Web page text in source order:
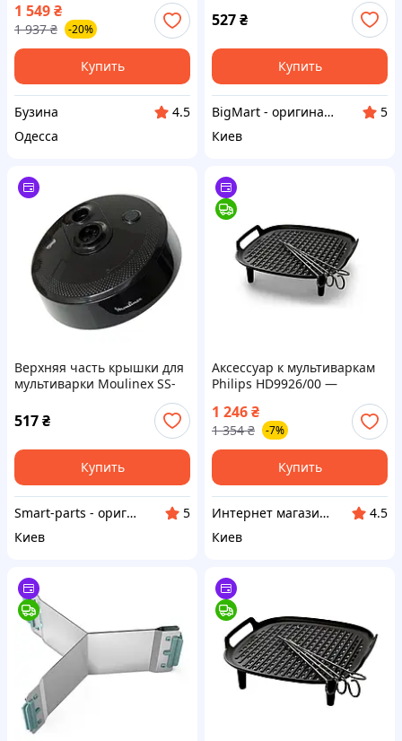
1 549₴
1 937 ₴ -20%
Купить
Бузина
4.5
Одесса
527₴
Купить
BigMart - оригинальные запчасти для бытовой техники и смартфонов
5
Киев
Верхняя часть крышки для
мультиварки Moulinex SS-
517₴
Купить
Smart-parts - оригинальные запчасти к бытовой технике
5
Киев
Аксессуар к мультиваркам
Philips HD9926/00 —
1 246₴
1 354 ₴ -7%
Купить
Интернет магазин "Домовичок"
4.5
Киев